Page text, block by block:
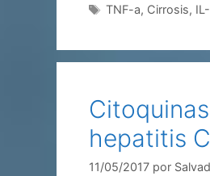
Etiquetas
TNF-a, Cirrosis,
hepatitis C
11/05/2017 por